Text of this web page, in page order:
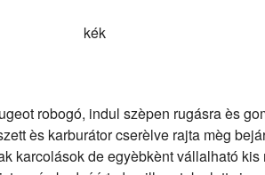
kék
robogó, indul szèpen rugásra ès
ès karburátor cserèlve rajta mèg
karcolások de egyèbkènt vállalható kis